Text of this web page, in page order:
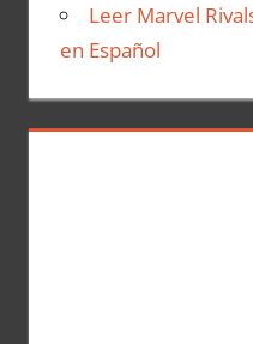
Leer Marvel
en Español